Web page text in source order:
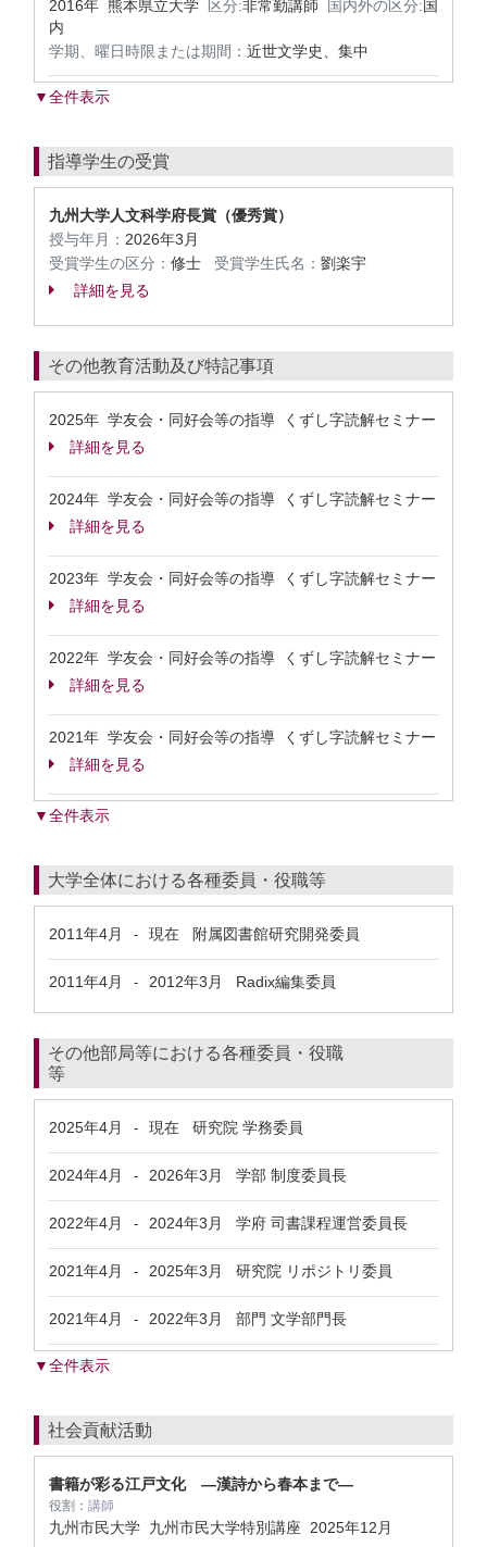
2016年 熊本県立大学 区分:非常勤講師 国内外の区分: 国
内
学期、曜日時限または期間： 近世文学史、集中
▼全件表示
指導学生の受賞
九州大学人文科学府長賞（優秀賞）
授与年月： 2026年3月
受賞学生の区分： 修士 受賞学生氏名： 劉楽宇
詳細を見る
その他教育活動及び特記事項
2025年 学友会・同好会等の指導 くずし字読解セミナー
詳細を見る
2024年 学友会・同好会等の指導 くずし字読解セミナー
詳細を見る
2023年 学友会・同好会等の指導 くずし字読解セミナー
詳細を見る
2022年 学友会・同好会等の指導 くずし字読解セミナー
詳細を見る
2021年 学友会・同好会等の指導 くずし字読解セミナー
詳細を見る
▼全件表示
大学全体における各種委員・役職等
2011年4月 - 現在 附属図書館研究開発委員
2011年4月 - 2012年3月 Radix編集委員
その他部局等における各種委員・役職
等
2025年4月 - 現在 研究院 学務委員
2024年4月 - 2026年3月 学部 制度委員長
2022年4月 - 2024年3月 学府 司書課程運営委員長
2021年4月 - 2025年3月 研究院 リポジトリ委員
2021年4月 - 2022年3月 部門 文学部門長
▼全件表示
社会貢献活動
書籍が彩る江戸文化 ―漢詩から春本まで―
役割： 講師
九州市民大学 九州市民大学特別講座 2025年12月